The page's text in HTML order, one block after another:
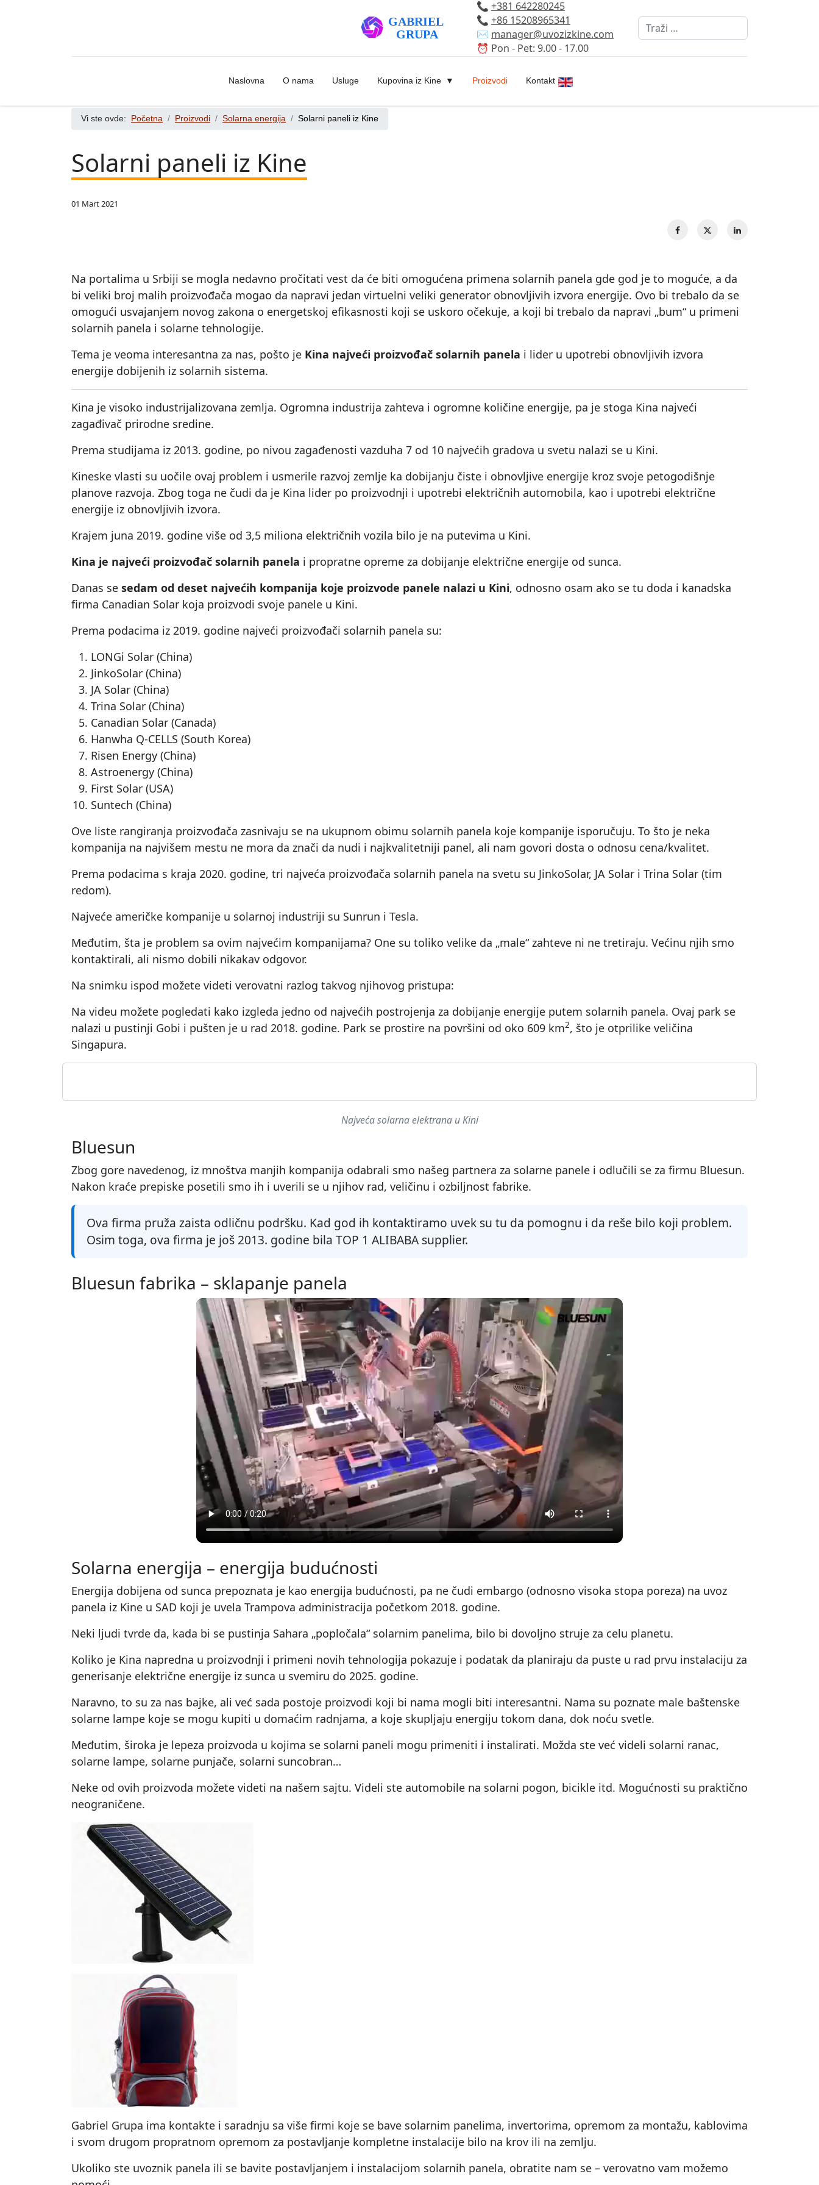
📞 +381 642280245
📞 +86 15208965341
✉️ manager@uvozizkine.com
⏰ Pon - Pet: 9.00 - 17.00
Pretraži
Naslovna O nama Usluge Kupovina iz Kine Proizvodi Kontakt Izaberite vaš jezik
Vi ste ovde: Početna Proizvodi Solarna energija Solarni paneli iz Kine
Solarni paneli iz Kine
01 Mart 2021
Na portalima u Srbiji se mogla nedavno pročitati vest da će biti omogućena primena solarnih panela gde god je to moguće, a da
bi veliki broj malih proizvođača mogao da napravi jedan virtuelni veliki generator obnovljivih izvora energije. Ovo bi trebalo da se
omogući usvajanjem novog zakona o energetskoj efikasnosti koji se uskoro očekuje, a koji bi trebalo da napravi „bum“ u primeni
solarnih panela i solarne tehnologije.
Tema je veoma interesantna za nas, pošto je Kina najveći proizvođač solarnih panela i lider u upotrebi obnovljivih izvora
energije dobijenih iz solarnih sistema.
Kina je visoko industrijalizovana zemlja. Ogromna industrija zahteva i ogromne količine energije, pa je stoga Kina najveći
zagađivač prirodne sredine.
Prema studijama iz 2013. godine, po nivou zagađenosti vazduha 7 od 10 najvećih gradova u svetu nalazi se u Kini.
Kineske vlasti su uočile ovaj problem i usmerile razvoj zemlje ka dobijanju čiste i obnovljive energije kroz svoje petogodišnje
planove razvoja. Zbog toga ne čudi da je Kina lider po proizvodnji i upotrebi električnih automobila, kao i upotrebi električne
energije iz obnovljivih izvora.
Krajem juna 2019. godine više od 3,5 miliona električnih vozila bilo je na putevima u Kini.
Kina je najveći proizvođač solarnih panela i propratne opreme za dobijanje električne energije od sunca.
Danas se sedam od deset najvećih kompanija koje proizvode panele nalazi u Kini, odnosno osam ako se tu doda i kanadska
firma Canadian Solar koja proizvodi svoje panele u Kini.
Prema podacima iz 2019. godine najveći proizvođači solarnih panela su:
LONGi Solar (China)
JinkoSolar (China)
JA Solar (China)
Trina Solar (China)
Canadian Solar (Canada)
Hanwha Q-CELLS (South Korea)
Risen Energy (China)
Astroenergy (China)
First Solar (USA)
Suntech (China)
Ove liste rangiranja proizvođača zasnivaju se na ukupnom obimu solarnih panela koje kompanije isporučuju. To što je neka
kompanija na najvišem mestu ne mora da znači da nudi i najkvalitetniji panel, ali nam govori dosta o odnosu cena/kvalitet.
Prema podacima s kraja 2020. godine, tri najveća proizvođača solarnih panela na svetu su JinkoSolar, JA Solar i Trina Solar (tim
redom).
Najveće američke kompanije u solarnoj industriji su Sunrun i Tesla.
Međutim, šta je problem sa ovim najvećim kompanijama? One su toliko velike da „male“ zahteve ni ne tretiraju. Većinu njih smo
kontaktirali, ali nismo dobili nikakav odgovor.
Na snimku ispod možete videti verovatni razlog takvog njihovog pristupa:
Na videu možete pogledati kako izgleda jedno od najvećih postrojenja za dobijanje energije putem solarnih panela. Ovaj park se
nalazi u pustinji Gobi i pušten je u rad 2018. godine. Park se prostire na površini od oko 609 km2, što je otprilike veličina
Singapura.
▶
Najveća solarna elektrana u Kini
Bluesun
Zbog gore navedenog, iz mnoštva manjih kompanija odabrali smo našeg partnera za solarne panele i odlučili se za firmu Bluesun.
Nakon kraće prepiske posetili smo ih i uverili se u njihov rad, veličinu i ozbiljnost fabrike.
Ova firma pruža zaista odličnu podršku. Kad god ih kontaktiramo uvek su tu da pomognu i da reše bilo koji problem.
Osim toga, ova firma je još 2013. godine bila TOP 1 ALIBABA supplier.
Bluesun fabrika – sklapanje panela
Solarna energija – energija budućnosti
Energija dobijena od sunca prepoznata je kao energija budućnosti, pa ne čudi embargo (odnosno visoka stopa poreza) na uvoz
panela iz Kine u SAD koji je uvela Trampova administracija početkom 2018. godine.
Neki ljudi tvrde da, kada bi se pustinja Sahara „popločala“ solarnim panelima, bilo bi dovoljno struje za celu planetu.
Koliko je Kina napredna u proizvodnji i primeni novih tehnologija pokazuje i podatak da planiraju da puste u rad prvu instalaciju za
generisanje električne energije iz sunca u svemiru do 2025. godine.
Naravno, to su za nas bajke, ali već sada postoje proizvodi koji bi nama mogli biti interesantni. Nama su poznate male baštenske
solarne lampe koje se mogu kupiti u domaćim radnjama, a koje skupljaju energiju tokom dana, dok noću svetle.
Međutim, široka je lepeza proizvoda u kojima se solarni paneli mogu primeniti i instalirati. Možda ste već videli solarni ranac,
solarne lampe, solarne punjače, solarni suncobran…
Neke od ovih proizvoda možete videti na našem sajtu. Videli ste automobile na solarni pogon, bicikle itd. Mogućnosti su praktično
neograničene.
Gabriel Grupa ima kontakte i saradnju sa više firmi koje se bave solarnim panelima, invertorima, opremom za montažu, kablovima
i svom drugom propratnom opremom za postavljanje kompletne instalacije bilo na krov ili na zemlju.
Ukoliko ste uvoznik panela ili se bavite postavljanjem i instalacijom solarnih panela, obratite nam se – verovatno vam možemo